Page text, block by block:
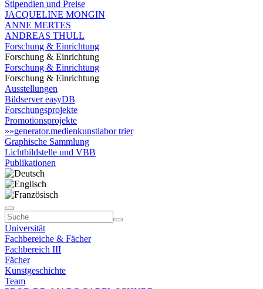
Stipendien und Preise
JACQUELINE MONGIN
ANNE MERTES
ANDREAS THULL
Forschung & Einrichtung
Forschung & Einrichtung
Forschung & Einrichtung
Forschung & Einrichtung
Ausstellungen
Bildserver easyDB
Forschungsprojekte
Promotionsprojekte
»»generator.medienkunstlabor trier
Graphische Sammlung
Lichtbildstelle und VBB
Publikationen
Universität
Fachbereiche & Fächer
Fachbereich III
Fächer
Kunstgeschichte
Team